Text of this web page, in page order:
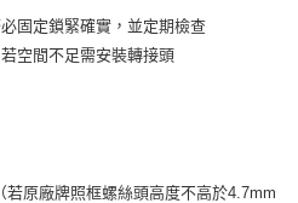
依據個別帳號之用戶狀況，依本公司即
額度不足之情形，本公司將視審查結果
人資訊註冊。若發現惡意使用之情形，
固定鎖緊確實，並定期檢查
空間不足需安裝轉接頭
原廠牌照框螺絲頭高度不高於4.7mm